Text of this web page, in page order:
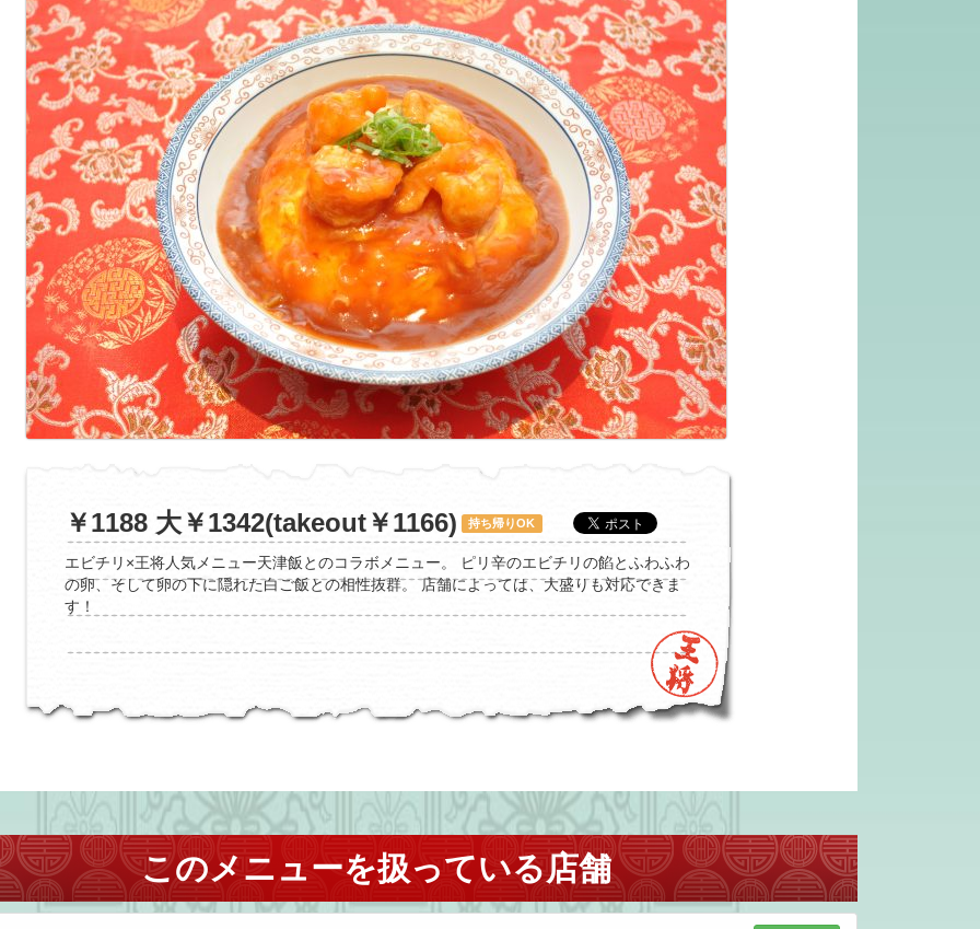
￥1188 大￥1342(takeout￥1166) 持ち帰りOK
エビチリ×王将人気メニュー天津飯とのコラボメニュー。 ピリ辛のエビチリの餡とふわふわ
の卵、そして卵の下に隠れた白ご飯との相性抜群。 店舗によっては、大盛りも対応できま
す！
このメニューを扱っている店舗